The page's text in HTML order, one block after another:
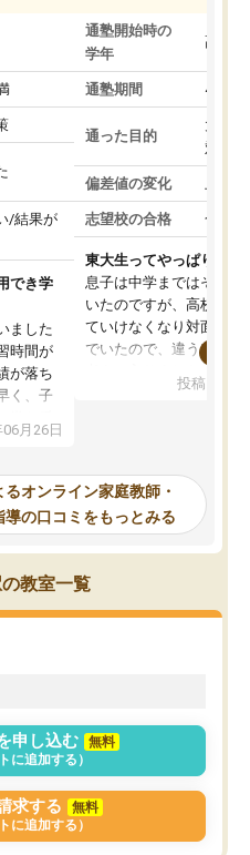
/結果が
でき学
ました
時間が
が落ち
く、子
嫌な反
いして
。毎日
らない
くれる
月26日
通塾開始時の
学年
高3
通塾期間 4ヵ月
通った目的
大学
対策
偏差値の変化 上が
志望校の合格 合格
東大生ってやっぱりすご
息子は中学まではそこそ
いたのですが、高校に入
ていけなくなり対面の塾
でいたので、違うアプロ
で、当初は模試でD判定
自習室が毎日使えていつ
るのが心強かったよう
謝です。
投稿日：
オンライン家庭教師・
導の口コミをもっとみる
教室一覧
申し込む
無料
に追加する）
求する
無料
に追加する）